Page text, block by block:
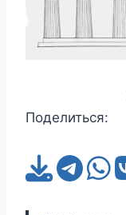
Поделиться: